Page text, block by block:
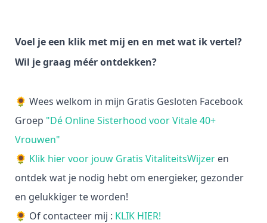
Voel je een klik met mij en en met wat ik vertel?
Wil je graag méér ontdekken?
🌻 Wees welkom in mijn Gratis Gesloten Facebook
Groep "Dé Online Sisterhood voor Vitale 40+
Vrouwen"
🌻 Klik hier voor jouw Gratis VitaliteitsWijzer en
ontdek wat je nodig hebt om energieker, gezonder
en gelukkiger te worden!
🌻 Of contacteer mij : KLIK HIER!